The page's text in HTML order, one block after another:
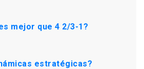
mejor que 4 2/3-1?
estratégicas?